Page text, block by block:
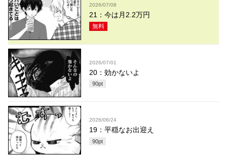
2026/07/08
21：今は月2.2万円
無料
2026/07/01
20：効かないよ
90pt
2026/06/24
19：平穏なお出迎え
90pt